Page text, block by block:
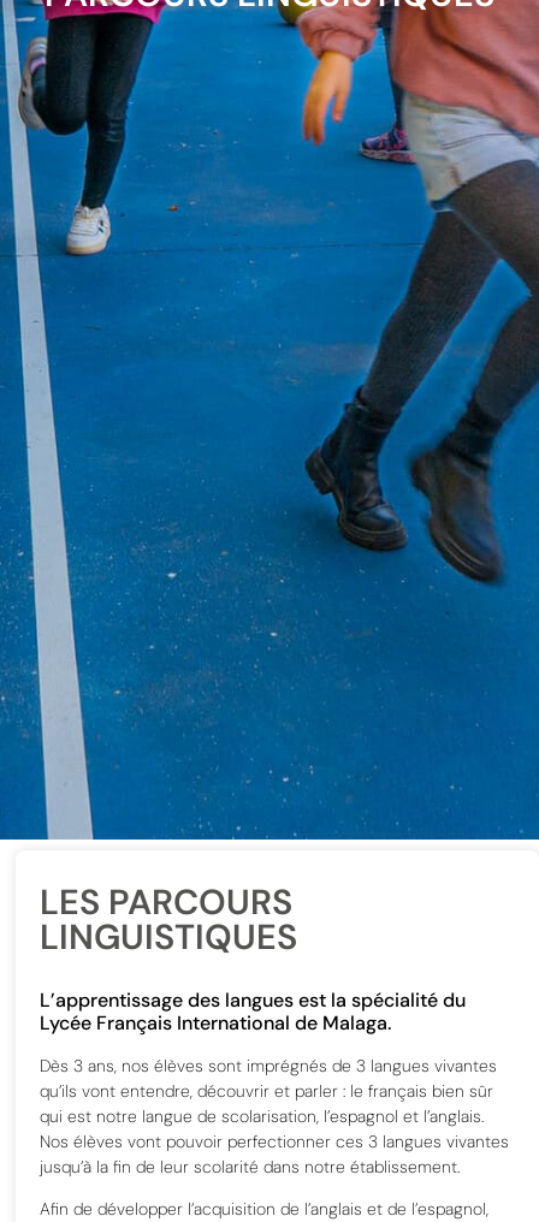
LES PARCOURS
LINGUISTIQUES
L’apprentissage des langues est la spécialité du
Lycée Français International de Malaga.
Dès 3 ans, nos élèves sont imprégnés de 3 langues vivantes
qu’ils vont entendre, découvrir et parler : le français bien sûr
qui est notre langue de scolarisation, l’espagnol et l’anglais.
Nos élèves vont pouvoir perfectionner ces 3 langues vivantes
jusqu’à la fin de leur scolarité dans notre établissement.
Afin de développer l’acquisition de l’anglais et de l’espagnol,